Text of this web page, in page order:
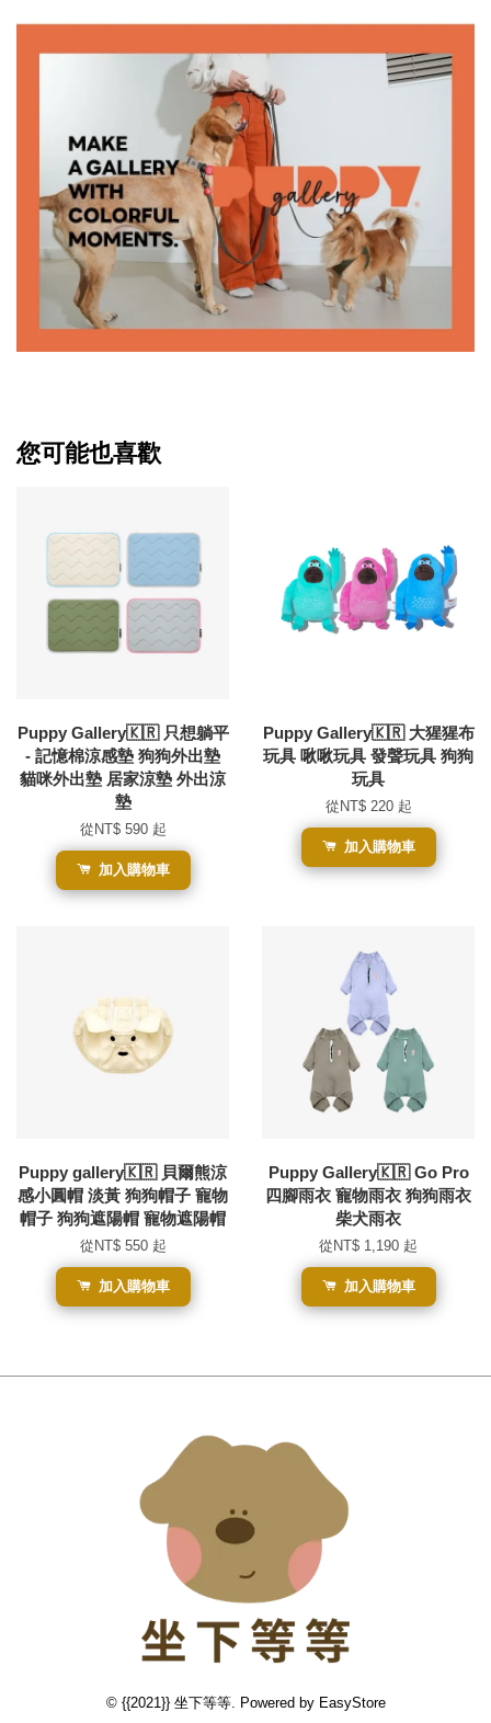
您可能也喜歡
Puppy Gallery🇰🇷 只想躺平
- 記憶棉涼感墊 狗狗外出墊
貓咪外出墊 居家涼墊 外出涼
墊
從 NT$ 590 起
加入購物車
Puppy Gallery🇰🇷 大猩猩布
玩具 啾啾玩具 發聲玩具 狗狗
玩具
從 NT$ 220 起
加入購物車
Puppy gallery🇰🇷 貝爾熊涼
感小圓帽 淡黃 狗狗帽子 寵物
帽子 狗狗遮陽帽 寵物遮陽帽
從 NT$ 550 起
加入購物車
Puppy Gallery🇰🇷 Go Pro
四腳雨衣 寵物雨衣 狗狗雨衣
柴犬雨衣
從 NT$ 1,190 起
加入購物車
© {{2021}} 坐下等等. Powered by EasyStore